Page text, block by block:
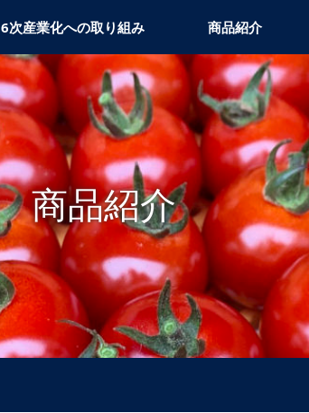
6次産業化への取り組み 商品紹介
商品紹介